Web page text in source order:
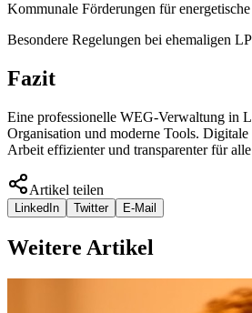
Kommunale Förderungen für
Besondere Regelungen bei ehemaligen
Fazit
Eine professionelle WEG-Verwaltung in
Organisation und moderne Tools.
Arbeit effizienter und transparenter für
Artikel teilen
LinkedIn Twitter E-Mail
Weitere Artikel